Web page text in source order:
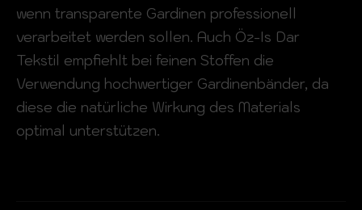
wenn transparente Gardinen professionell
verarbeitet werden sollen. Auch Öz-Is Dar
Tekstil empfiehlt bei feinen Stoffen die
Verwendung hochwertiger Gardinenbänder, da
diese die natürliche Wirkung des Materials
optimal unterstützen.